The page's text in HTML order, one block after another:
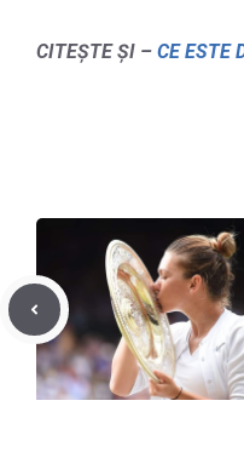
CITEȘTE ȘI – CE ESTE